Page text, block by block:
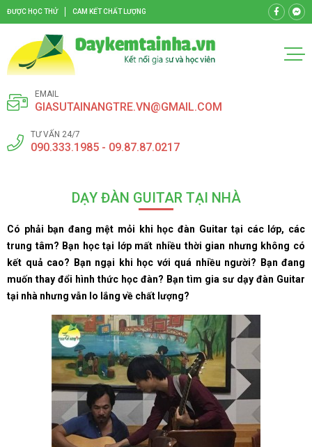
ĐƯỢC HỌC THỬ CAM KẾT CHẤT LƯỢNG
EMAIL
GIASUTAINANGTRE.VN@GMAIL.COM
TƯ VẤN 24/7
090.333.1985 - 09.87.87.0217
DẠY ĐÀN GUITAR TẠI NHÀ
Có phải bạn đang mệt mỏi khi học đàn Guitar tại các lớp, các
trung tâm? Bạn học tại lớp mất nhiều thời gian nhưng không có
kết quả cao? Bạn ngại khi học với quá nhiều người? Bạn đang
muốn thay đổi hình thức học đàn? Bạn tìm gia sư dạy đàn Guitar
tại nhà nhưng vẫn lo lắng về chất lượng?